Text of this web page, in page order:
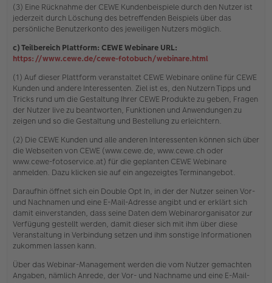
(3) Eine Rücknahme der CEWE Kundenbeispiele durch den Nutzer ist
jederzeit durch Löschung des betreffenden Beispiels über das
persönliche Benutzerkonto des jeweiligen Nutzers möglich.
c) Teilbereich Plattform: CEWE Webinare URL:
https://www.cewe.de/cewe-fotobuch/webinare.html
(1) Auf dieser Plattform veranstaltet CEWE Webinare online für CEWE
Kunden und andere Interessenten. Ziel ist es, den Nutzern Tipps und
Tricks rund um die Gestaltung Ihrer CEWE Produkte zu geben, Fragen
der Nutzer live zu beantworten, Funktionen und Anwendungen zu
zeigen und so die Gestaltung und Bestellung zu erleichtern.
(2) Die CEWE Kunden und alle anderen Interessenten können sich über
die Webseiten von CEWE (www.cewe.de, www.cewe.ch oder
www.cewe-fotoservice.at) für die geplanten CEWE Webinare
anmelden. Dazu klicken sie auf ein angezeigtes Terminangebot.
Daraufhin öffnet sich ein Double Opt In, in der der Nutzer seinen Vor-
und Nachnamen und eine E-Mail-Adresse angibt und er erklärt sich
damit einverstanden, dass seine Daten dem Webinarorganisator zur
Verfügung gestellt werden, damit dieser sich mit ihm über diese
Veranstaltung in Verbindung setzen und ihm sonstige Informationen
zukommen lassen kann.
Über das Webinar-Management werden die vom Nutzer gemachten
Angaben, nämlich Anrede, der Vor- und Nachname und eine E-Mail-